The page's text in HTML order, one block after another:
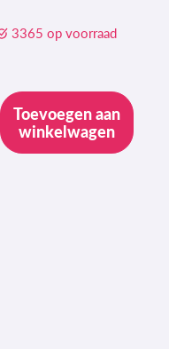
3365 op voorraad
Toevoegen aan
winkelwagen